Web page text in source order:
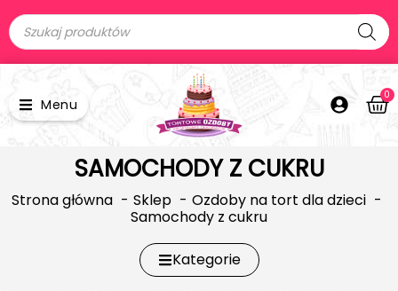
Menu
0
SAMOCHODY Z CUKRU
Strona główna Sklep
Ozdoby na tort dla dzieci
Samochody z cukru
Kategorie